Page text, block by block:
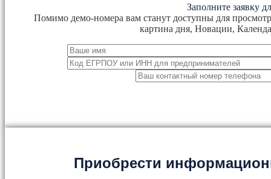
Заполните заявку
Помимо демо-номера вам станут доступны для
картина дня, Новации,
Приобрести